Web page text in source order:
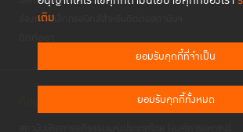
เติม
ยอมรับคุกกี้ที่จำเป็น
ยอมรับคุกกี้ทั้งหมด
ช่องทางอิเล็กทรอนิกส์สำหรับติดต่อสถาบันฯ